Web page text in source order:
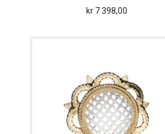
kr 7 398,00